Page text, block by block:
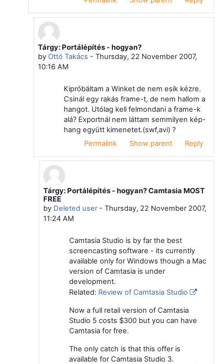
In reply to Gyula Papp
Tárgy: Portálépítés - hogyan?
by Ottó Takács - Thursday, 22 November 2007,
10:16 AM
Kipróbáltam a Winket de nem esik kézre.
Csinál egy rakás frame-t, de nem hallom a
hangot. Utólag kell felmondani a frame-k
alá? Exportnál nem láttam semmilyen kép-
hang együtt kimenetet.(swf,avi) ?
Permalink
Show parent Reply
In reply to Ottó Takács
Tárgy: Portálépítés - hogyan? Camtasia MOST
FREE
by Deleted user -Thursday, 22 November 2007,
11:24 AM
Camtasia Studio is by far the best
screencasting software - its currently
available only for Windows though a Mac
version of Camtasia is under
development.
Related: Review of Camtasia Studio
Now a full retail version of Camtasia
Studio 5 costs $300 but you can have
Camtasia for free.
The only catch is that this offer is
available for Camtasia Studio 3.